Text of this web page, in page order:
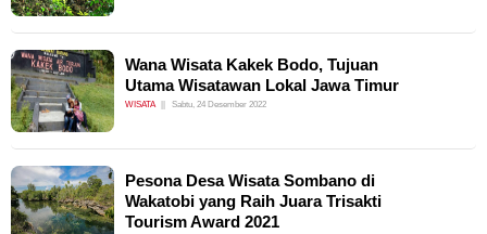
Wana Wisata Kakek Bodo, Tujuan
Utama Wisatawan Lokal Jawa Timur
WISATA Sabtu, 24 Desember 2022
Pesona Desa Wisata Sombano di
Wakatobi yang Raih Juara Trisakti
Tourism Award 2021